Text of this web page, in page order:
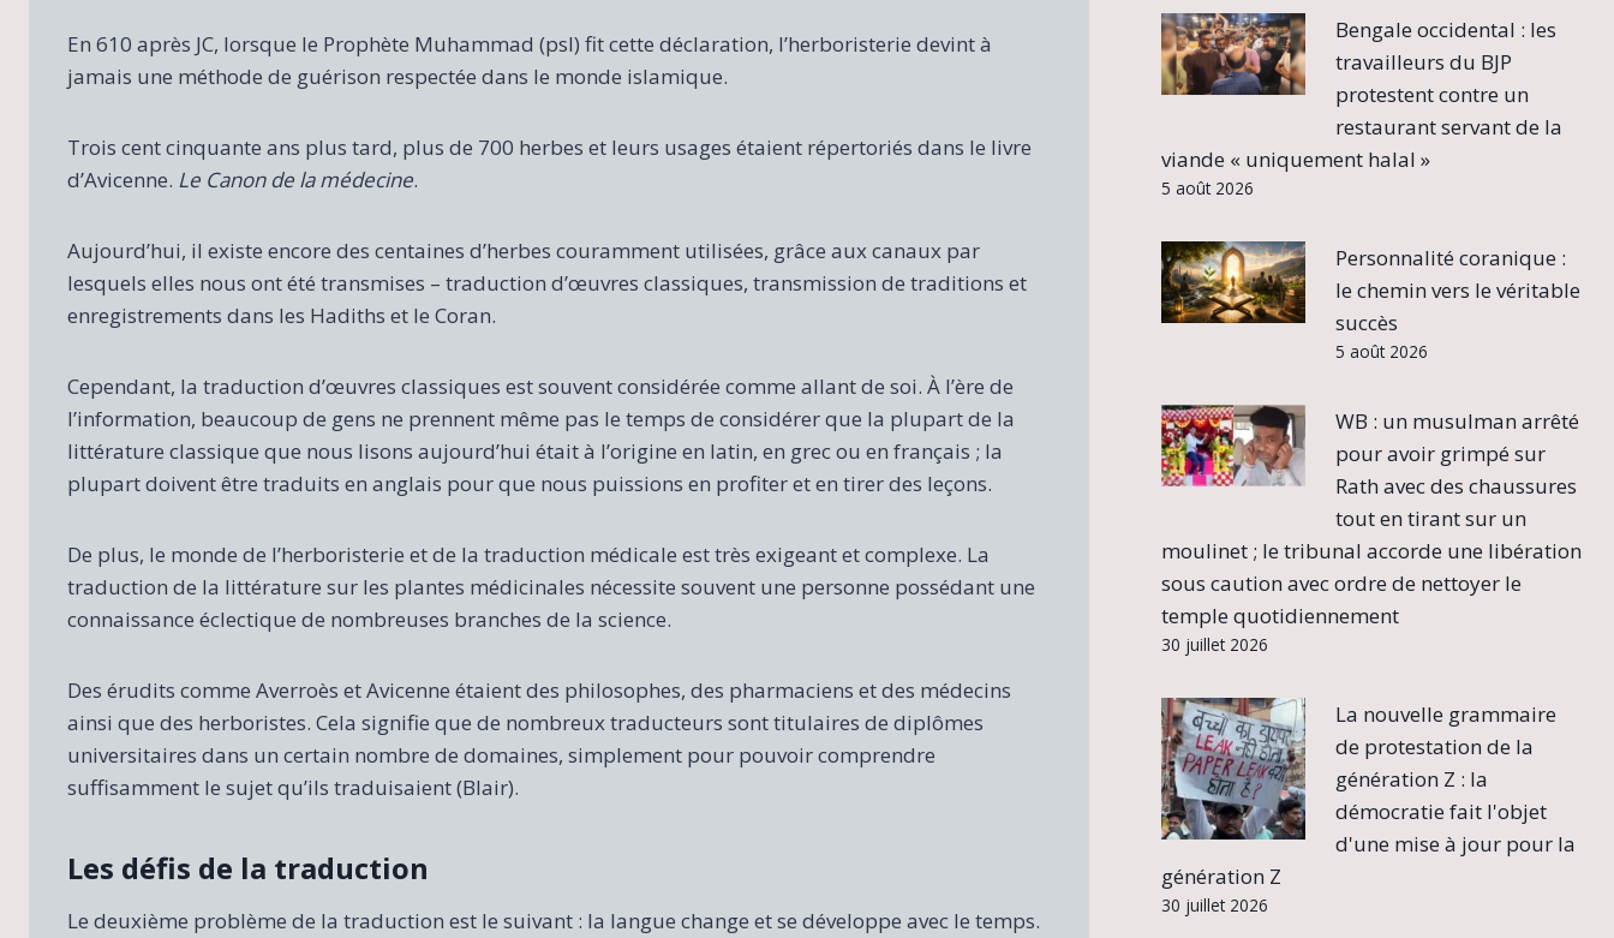
En 610 après JC, lorsque le Prophète Muhammad (psl) fit cette déclaration, l’herboristerie devint à
jamais une méthode de guérison respectée dans le monde islamique.
Trois cent cinquante ans plus tard, plus de 700 herbes et leurs usages étaient répertoriés dans le livre
d’Avicenne. Le Canon de la médecine.
Aujourd’hui, il existe encore des centaines d’herbes couramment utilisées, grâce aux canaux par
lesquels elles nous ont été transmises – traduction d’œuvres classiques, transmission de traditions et
enregistrements dans les Hadiths et le Coran.
Cependant, la traduction d’œuvres classiques est souvent considérée comme allant de soi. À l’ère de
l’information, beaucoup de gens ne prennent même pas le temps de considérer que la plupart de la
littérature classique que nous lisons aujourd’hui était à l’origine en latin, en grec ou en français ; la
plupart doivent être traduits en anglais pour que nous puissions en profiter et en tirer des leçons.
De plus, le monde de l’herboristerie et de la traduction médicale est très exigeant et complexe. La
traduction de la littérature sur les plantes médicinales nécessite souvent une personne possédant une
connaissance éclectique de nombreuses branches de la science.
Des érudits comme Averroès et Avicenne étaient des philosophes, des pharmaciens et des médecins
ainsi que des herboristes. Cela signifie que de nombreux traducteurs sont titulaires de diplômes
universitaires dans un certain nombre de domaines, simplement pour pouvoir comprendre
suffisamment le sujet qu’ils traduisaient (Blair).
Les défis de la traduction
Le deuxième problème de la traduction est le suivant : la langue change et se développe avec le temps.
Bengale occidental : les
travailleurs du BJP
protestent contre un
restaurant servant de la
viande « uniquement halal »
5 août 2026
Personnalité coranique :
le chemin vers le véritable
succès
5 août 2026
WB : un musulman arrêté
pour avoir grimpé sur
Rath avec des chaussures
tout en tirant sur un
moulinet ; le tribunal accorde une libération
sous caution avec ordre de nettoyer le
temple quotidiennement
30 juillet 2026
La nouvelle grammaire
de protestation de la
génération Z : la
démocratie fait l'objet
d'une mise à jour pour la
génération Z
30 juillet 2026